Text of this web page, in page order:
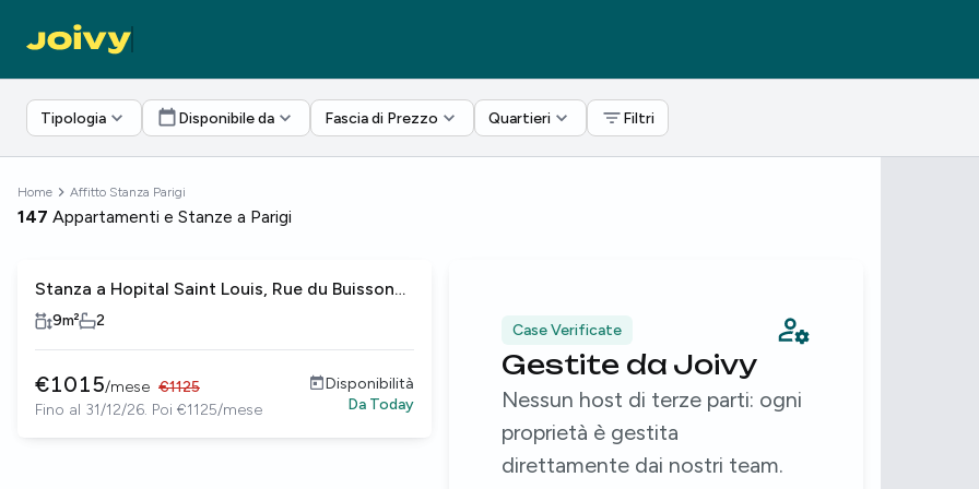
Tipologia Disponibile da Fascia di Prezzo Quartieri Filtri
Home Affitto Stanza Parigi
147 Appartamenti e Stanze a Parigi
Stanza a Hopital Saint Louis, Rue du Buisson
Saint-Louis
9m² 2
€1015/mese €1125
Fino al 31/12/26. Poi €1125/mese
Disponibilità
Da Today
Case Verificate
Gestite da Joivy
Nessun host di terze parti: ogni
proprietà è gestita
direttamente dai nostri team.